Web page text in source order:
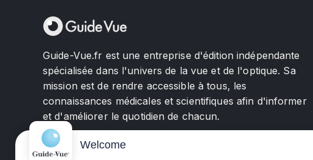
Guide-Vue.fr est une entreprise d'édition indépendante
spécialisée dans l'univers de la vue et de l'optique. Sa
mission est de rendre accessible à tous, les
connaissances médicales et scientifiques afin d'informer
et d'améliorer le quotidien de chacun.
Welcome